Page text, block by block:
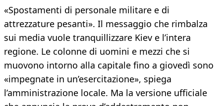
«Spostamenti di personale militare e di
attrezzature pesanti». Il messaggio che rimbalza
sui media vuole tranquillizzare Kiev e l’intera
regione. Le colonne di uomini e mezzi che si
muovono intorno alla capitale fino a giovedì sono
«impegnate in un’esercitazione», spiega
l’amministrazione locale. Ma la versione ufficiale